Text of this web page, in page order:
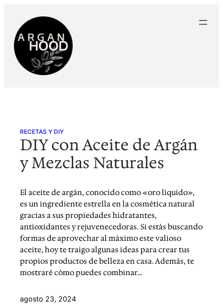
contenido
RECETAS Y DIY
DIY con Aceite de Argán
y Mezclas Naturales
El aceite de argán, conocido como «oro líquido»,
es un ingrediente estrella en la cosmética natural
gracias a sus propiedades hidratantes,
antioxidantes y rejuvenecedoras. Si estás buscando
formas de aprovechar al máximo este valioso
aceite, hoy te traigo algunas ideas para crear tus
propios productos de belleza en casa. Además, te
mostraré cómo puedes combinar…
agosto 23, 2024